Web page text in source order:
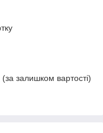
залишком вартості)